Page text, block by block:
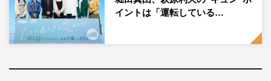
イントは「運転している…